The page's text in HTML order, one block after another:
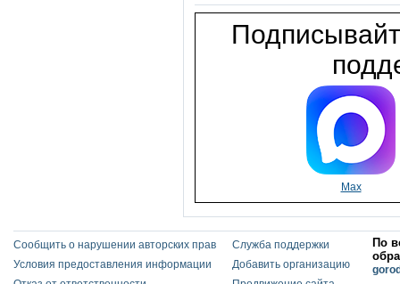
Max
Сообщить о нарушении авторских прав
Условия предоставления информации
Служба поддержки
Добавить организацию
По